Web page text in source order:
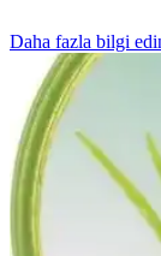
Daha fazla bilgi